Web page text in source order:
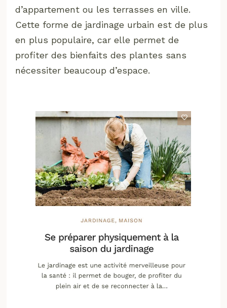
d’appartement ou les terrasses en ville.
Cette forme de jardinage urbain est de plus
en plus populaire, car elle permet de
profiter des bienfaits des plantes sans
nécessiter beaucoup d’espace.